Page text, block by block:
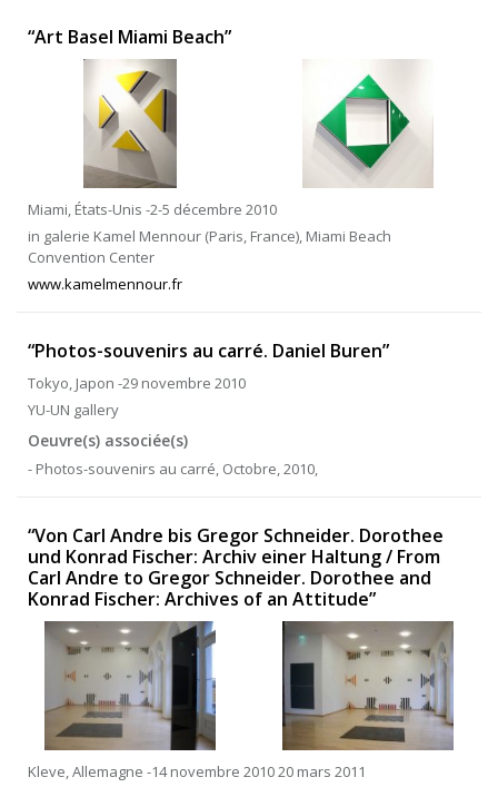
“Art Basel Miami Beach”
Miami, États-Unis -2-5 décembre 2010
in galerie Kamel Mennour (Paris, France), Miami Beach
Convention Center
www.kamelmennour.fr
“Photos-souvenirs au carré. Daniel Buren”
Tokyo, Japon -29 novembre 2010
YU-UN gallery
Oeuvre(s) associée(s)
- Photos-souvenirs au carré, Octobre, 2010,
“Von Carl Andre bis Gregor Schneider. Dorothee
und Konrad Fischer: Archiv einer Haltung / From
Carl Andre to Gregor Schneider. Dorothee and
Konrad Fischer: Archives of an Attitude”
Kleve, Allemagne -14 novembre 2010 20 mars 2011